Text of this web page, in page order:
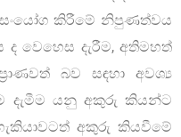
කිරීමේ නිපුණත්වය
ද වෙහෙස දැරීම, අතිමහත්
බව සඳහා අවශ්‍ය
දැමීම යනු අකුරු කියන්ට
අකුරු කියවීමේ